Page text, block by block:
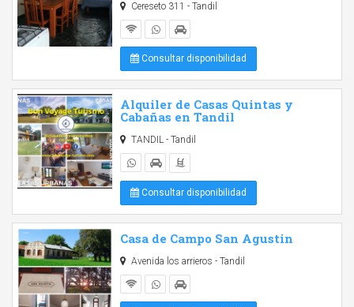
Cereseto 311 - Tandil
Consultar disponibilidad
Alquiler de Casas Quintas y
Cabañas en Tandil
TANDIL - Tandil
Consultar disponibilidad
Casa de Campo San Agustin
Avenida los arrieros - Tandil